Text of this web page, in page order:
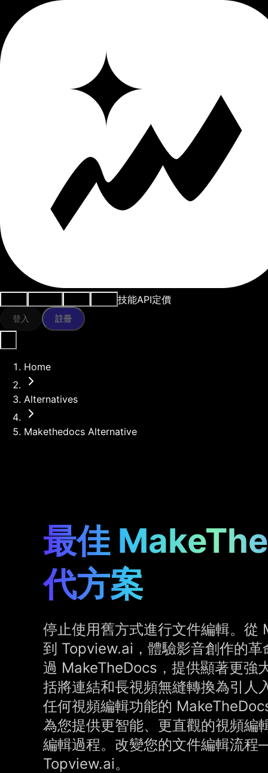
技能API定價
登入 註冊
Home
Alternatives
Makethedocs Alternative
最佳
代方案
停止使用舊方式進行文件編輯。從
到 Topview.ai，體驗影音創作的
過 MakeTheDocs，提供顯著更強
括將連結和長視頻無縫轉換為引人
任何視頻編輯功能的
為您提供更智能、更直觀的視頻編
編輯過程。改變您的文件編輯流
Topview.ai。